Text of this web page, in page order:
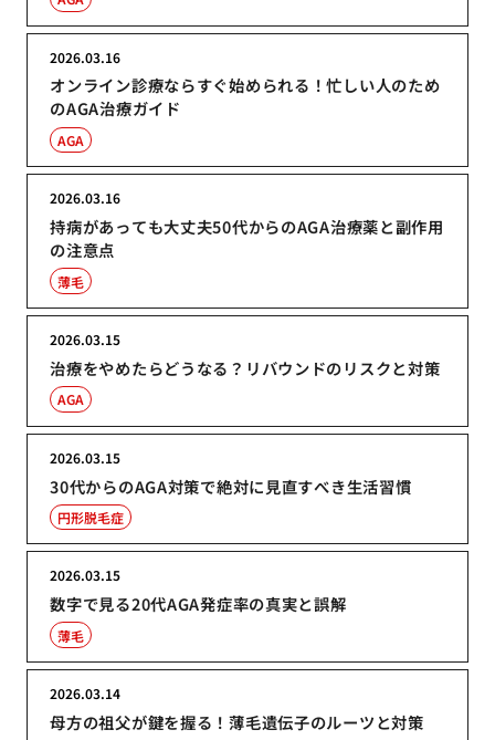
オンライン診療ならすぐ始められる！忙しい人のため
のAGA治療ガイド
2026.03.16
AGA
持病があっても大丈夫50代からのAGA治療薬と副作用
の注意点
2026.03.16
薄毛
治療をやめたらどうなる？リバウンドのリスクと対策
2026.03.15
AGA
30代からのAGA対策で絶対に見直すべき生活習慣
2026.03.15
円形脱毛症
数字で見る20代AGA発症率の真実と誤解
2026.03.15
薄毛
母方の祖父が鍵を握る！薄毛遺伝子のルーツと対策
2026.03.14